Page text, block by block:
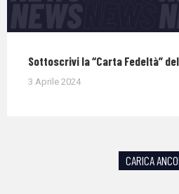
Sottoscrivi la “Carta Fedeltà”
3 Aprile 2024
CARICA